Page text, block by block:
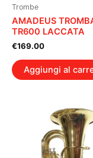
Trombe
AMADEUS
TR600 LACCATA
€169.00
Aggiungi al